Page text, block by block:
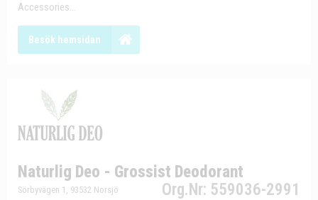
Accessories...
Besök hemsidan
Naturlig Deo - Grossist Deodorant
Org.Nr: 559036-2991
Sörbyvägen 1, 93532 Norsjö